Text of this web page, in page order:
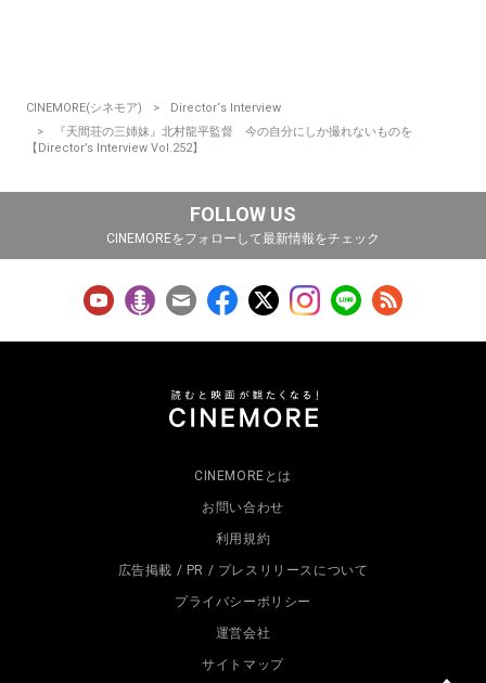
CINEMORE(シネモア)
Director‘s Interview
『天間荘の三姉妹』北村龍平監督 今の自分にしか撮れないものを
【Director’s Interview Vol.252】
FOLLOW US
CINEMOREをフォローして最新情報をチェック
CINEMOREとは
お問い合わせ
利用規約
広告掲載 / PR / プレスリリースについて
プライバシーポリシー
運営会社
サイトマップ